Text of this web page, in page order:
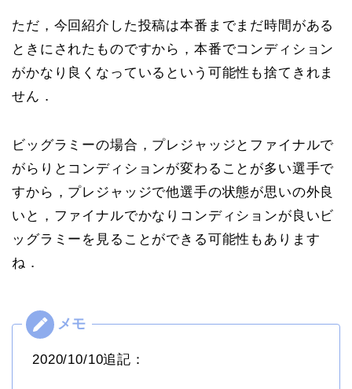
ただ，今回紹介した投稿は本番までまだ時間がある
ときにされたものですから，本番でコンディション
がかなり良くなっているという可能性も捨てきれま
せん．
ビッグラミーの場合，プレジャッジとファイナルで
がらりとコンディションが変わることが多い選手で
すから，プレジャッジで他選手の状態が思いの外良
いと，ファイナルでかなりコンディションが良いビ
ッグラミーを見ることができる可能性もあります
ね．
2020/10/10追記：